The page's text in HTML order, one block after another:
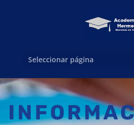
Seleccionar página